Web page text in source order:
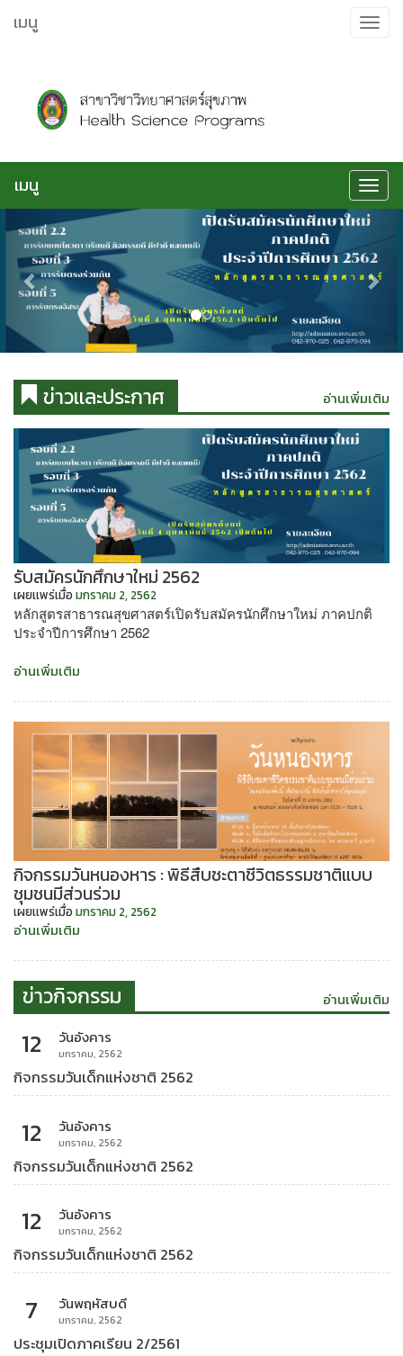
ไป
Toggle
เมนู
Toggle
เมนู
Previous
ข่าวเเละประกาศ อ่านเพิ่มเติม
รับสมัครนักศึกษาใหม่ 2562
เผยเเพร่เมื่อ มกราคม 2, 2562
หลักสูตรสาธารณสุขศาสตร์เปิดรับสมัครนักศึกษาใหม่ ภาคปกติ
ประจำปีการศึกษา 2562
อ่านเพิ่มเติม
นักศึกษา
ใหม่
2562”
กิจกรรมวันหนองหาร : พิธีสืบชะตาชีวิตธรรมชาติแบบ
ชุมชนมีส่วนร่วม
เผยเเพร่เมื่อ มกราคม 2, 2562
อ่านเพิ่มเติม
หนอง
หาร
:
สืบ
ชะตา
ชีวิต
ธรรมชาติ
แบบ
ชุมชน
ส่วน
ข่าวกิจกรรม อ่านเพิ่มเติม
12 วันอังคาร
มกราคม, 2562
กิจกรรมวันเด็กแห่งชาติ 2562
12 วันอังคาร
มกราคม, 2562
กิจกรรมวันเด็กแห่งชาติ 2562
12 วันอังคาร
มกราคม, 2562
กิจกรรมวันเด็กแห่งชาติ 2562
7 วันพฤหัสบดี
มกราคม, 2562
ประชุมเปิดภาคเรียน 2/2561